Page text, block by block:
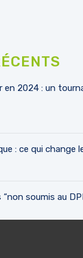
en 2024 : un
: ce qui change
soumis au